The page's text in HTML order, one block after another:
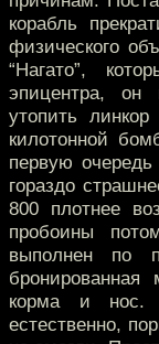
корабль
физического
“Нагато”,
эпицентра, он
утопить
килотонной
первую
гораздо
800 плотнее
пробоины
выполнен по
бронированная
корма и нос.
естественно,